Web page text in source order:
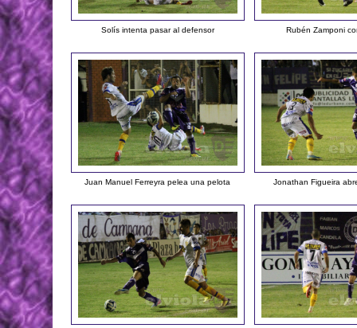
Solís intenta pasar al defensor Rubén Zamponi
Juan Manuel Ferreyra pelea una pelota Jonathan Figueira